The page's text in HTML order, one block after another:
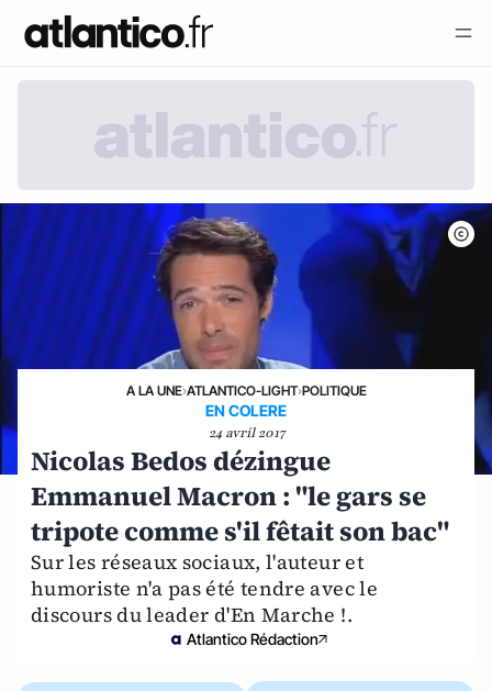
A LA UNE›ATLANTICO-LIGHT›POLITIQUE
EN COLERE
24 avril 2017
Nicolas Bedos dézingue
Emmanuel Macron : "le gars se
tripote comme s'il fêtait son bac"
Sur les réseaux sociaux, l'auteur et
humoriste n'a pas été tendre avec le
discours du leader d'En Marche !.
Atlantico Rédaction